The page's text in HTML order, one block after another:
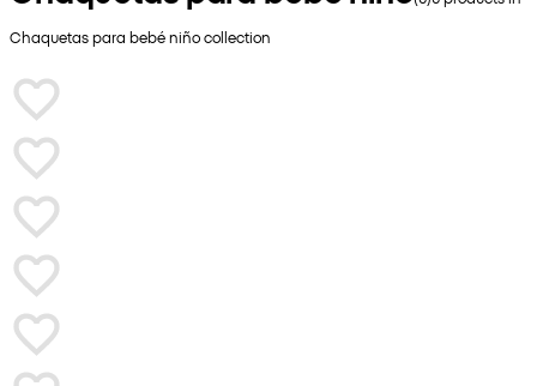
Chaquetas para bebé niñocollection